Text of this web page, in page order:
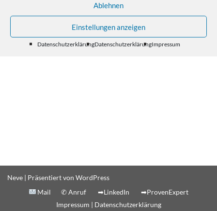
Ablehnen
Einstellungen anzeigen
DatenschutzerklärungDatenschutzerklärungImpressum
Neve | Präsentiert von WordPress
Mail
✆ Anruf ➡LinkedIn
➡ProvenExpert
Impressum | Datenschutzerklärung